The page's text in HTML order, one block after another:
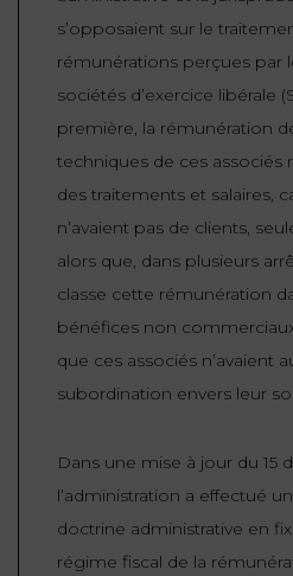
COMPENSATOIRE
PRÉJUDICE
DIFFICULTÉ
PERSONNES
PUBLIQUES
AGN
HAUSSMANN
DROIT
FONCTION
PUBLIQUE
CORPOREL
DROIT
DES
s’opposaient sur le
rémunérations perçues par
sociétés d’exercice libérale
première, la rémunération
techniques de ces associés
des traitements et salaires,
n’avaient pas de clients,
alors que, dans plusieurs
classe cette rémunération
bénéfices non
que ces associés n’avaient
subordination envers leur
Dans une mise à jour du 15
l’administration a effectué
doctrine administrative en
régime fiscal de la